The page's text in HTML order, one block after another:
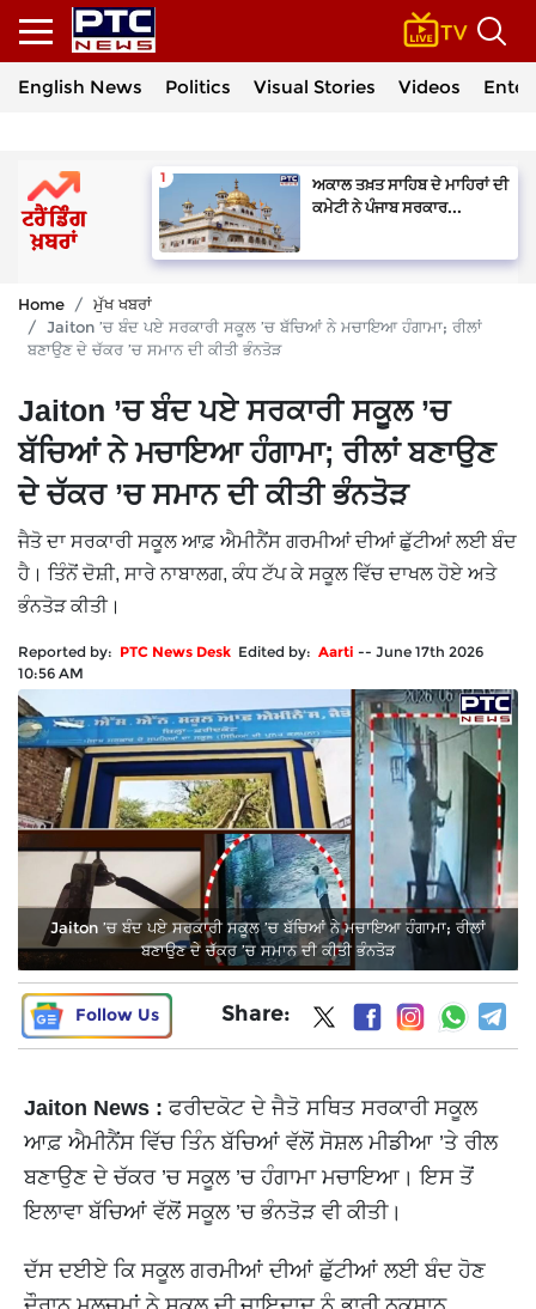
English News Politics Visual Stories Videos
ਅਕਾਲ ਤਖ਼ਤ ਸਾਹਿਬ ਦੇ ਮਾਹਿਰਾਂ ਦੀ
ਕਮੇਟੀ ਨੇ ਪੰਜਾਬ ਸਰਕਾਰ...
Home
ਮੁੱਖ ਖਬਰਾਂ
Jaiton ’ਚ ਬੰਦ ਪਏ ਸਰਕਾਰੀ ਸਕੂਲ ’ਚ ਬੱਚਿਆਂ ਨੇ ਮਚਾਇਆ ਹੰਗਾਮਾ; ਰੀਲਾਂ
ਬਣਾਉਣ ਦੇ ਚੱਕਰ ’ਚ ਸਮਾਨ ਦੀ ਕੀਤੀ ਭੰਨਤੋੜ
Jaiton ’ਚ ਬੰਦ ਪਏ ਸਰਕਾਰੀ ਸਕੂਲ ’ਚ
ਬੱਚਿਆਂ ਨੇ ਮਚਾਇਆ ਹੰਗਾਮਾ; ਰੀਲਾਂ ਬਣਾਉਣ
ਦੇ ਚੱਕਰ ’ਚ ਸਮਾਨ ਦੀ ਕੀਤੀ ਭੰਨਤੋੜ
ਜੈਤੋ ਦਾ ਸਰਕਾਰੀ ਸਕੂਲ ਆਫ਼ ਐਮੀਨੈਂਸ ਗਰਮੀਆਂ ਦੀਆਂ ਛੁੱਟੀਆਂ ਲਈ ਬੰਦ
ਹੈ। ਤਿੰਨੋਂ ਦੋਸ਼ੀ, ਸਾਰੇ ਨਾਬਾਲਗ, ਕੰਧ ਟੱਪ ਕੇ ਸਕੂਲ ਵਿੱਚ ਦਾਖਲ ਹੋਏ ਅਤੇ
ਭੰਨਤੋੜ ਕੀਤੀ।
Reported by: PTC News Desk Edited by: Aarti -- June 17th 2026
10:56 AM
Jaiton ’ਚ ਬੰਦ ਪਏ ਸਰਕਾਰੀ ਸਕੂਲ ’ਚ ਬੱਚਿਆਂ ਨੇ ਮਚਾਇਆ ਹੰਗਾਮਾ; ਰੀਲਾਂ
ਬਣਾਉਣ ਦੇ ਚੱਕਰ ’ਚ ਸਮਾਨ ਦੀ ਕੀਤੀ ਭੰਨਤੋੜ
Follow Us Share:
Jaiton News : ਫਰੀਦਕੋਟ ਦੇ ਜੈਤੋ ਸਥਿਤ ਸਰਕਾਰੀ ਸਕੂਲ
ਆਫ਼ ਐਮੀਨੈਂਸ ਵਿੱਚ ਤਿੰਨ ਬੱਚਿਆਂ ਵੱਲੋਂ ਸੋਸ਼ਲ ਮੀਡੀਆ ’ਤੇ ਰੀਲ
ਬਣਾਉਣ ਦੇ ਚੱਕਰ ’ਚ ਸਕੂਲ ’ਚ ਹੰਗਾਮਾ ਮਚਾਇਆ। ਇਸ ਤੋਂ
ਇਲਾਵਾ ਬੱਚਿਆਂ ਵੱਲੋਂ ਸਕੂਲ ’ਚ ਭੰਨਤੋੜ ਵੀ ਕੀਤੀ।
ਦੱਸ ਦਈਏ ਕਿ ਸਕੂਲ ਗਰਮੀਆਂ ਦੀਆਂ ਛੁੱਟੀਆਂ ਲਈ ਬੰਦ ਹੋਣ